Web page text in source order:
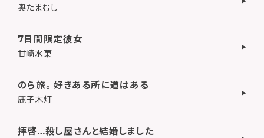
奥たまむし
7日間限定彼女
甘崎水菓
のら旅。 好きある所に道はある
鹿子木灯
拝啓…殺し屋さんと結婚しました